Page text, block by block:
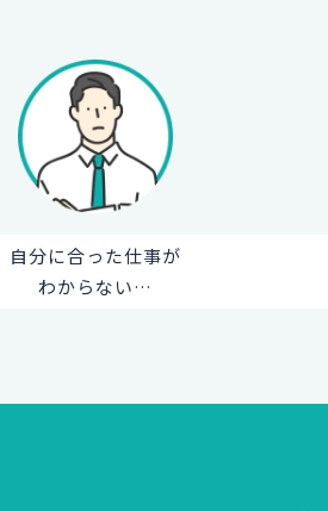
自分に合った仕事が
わからない…